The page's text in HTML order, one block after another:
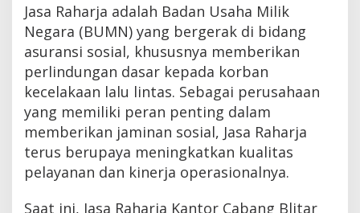
Jasa Raharja adalah Badan Usaha Milik
Negara (BUMN) yang bergerak di bidang
asuransi sosial, khususnya memberikan
perlindungan dasar kepada korban
kecelakaan lalu lintas. Sebagai perusahaan
yang memiliki peran penting dalam
memberikan jaminan sosial, Jasa Raharja
terus berupaya meningkatkan kualitas
pelayanan dan kinerja operasionalnya.
Saat ini, Jasa Raharja Kantor Cabang Blitar